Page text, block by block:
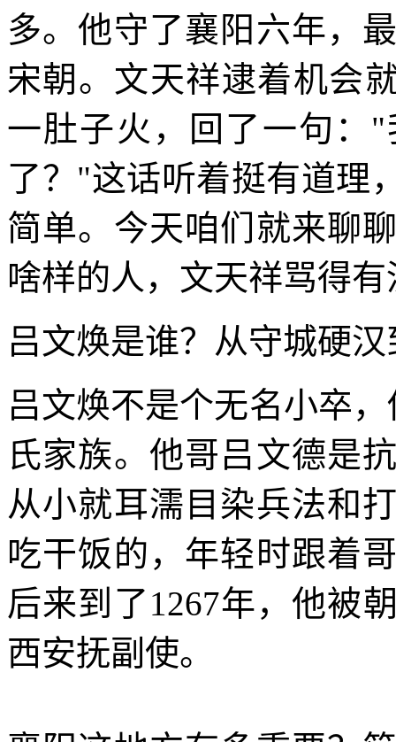
多。他守了襄阳六年，
宋朝。文天祥逮着机会
一肚子火，回了一句：
了？"这话听着挺有道理
简单。今天咱们就来聊
啥样的人，文天祥骂得
吕文焕是谁？从守城硬
吕文焕不是个无名小卒
氏家族。他哥吕文德是
从小就耳濡目染兵法和
吃干饭的，年轻时跟着
后来到了1267年，他被
西安抚副使。